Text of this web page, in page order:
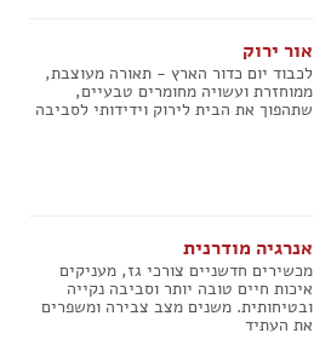
אור ירוק
לכבוד יום כדור הארץ - תאורה מעוצבת,
ממוחזרת ועשויה מחומרים טבעיים,
שתהפוך את הבית לירוק וידידותי לסביבה
אנרגיה מודרנית
מכשירים חדשניים צורכי גז, מעניקים
איכות חיים טובה יותר וסביבה נקייה
ובטיחותית. משנים מצב צבירה ומשפרים
את העתיד